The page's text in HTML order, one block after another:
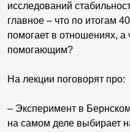
исследований
главное – что по итогам
помогает в отношениях, а
помогающим?
На лекции поговорят про:
– Эксперимент в
на самом деле выбирает